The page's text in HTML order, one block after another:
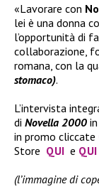
«Lavorare con
lei è una donna
l’opportunità di
collaborazione,
romana, con la
stomaco).
L’intervista
di Novella 2000
in promo cliccate
Store QUI e QUI
(l’immagine di